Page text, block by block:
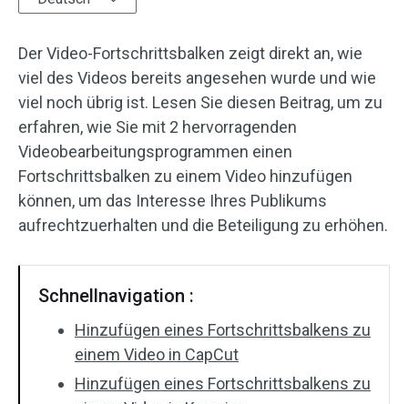
Videoeffekte
Videofarbe
Drehen/Spiegeln
Stapelverarbeitung
Der Video-Fortschrittsbalken zeigt direkt an, wie
viel des Videos bereits angesehen wurde und wie
viel noch übrig ist. Lesen Sie diesen Beitrag, um zu
erfahren, wie Sie mit 2 hervorragenden
Videobearbeitungsprogrammen einen
Fortschrittsbalken zu einem Video hinzufügen
können, um das Interesse Ihres Publikums
aufrechtzuerhalten und die Beteiligung zu erhöhen.
Schnellnavigation :
Hinzufügen eines Fortschrittsbalkens zu
einem Video in CapCut
Hinzufügen eines Fortschrittsbalkens zu